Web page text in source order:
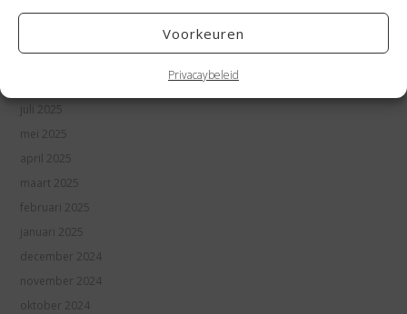
Voorkeuren
Privacaybeleid
februari 2026
juli 2025
mei 2025
april 2025
maart 2025
februari 2025
januari 2025
december 2024
november 2024
oktober 2024